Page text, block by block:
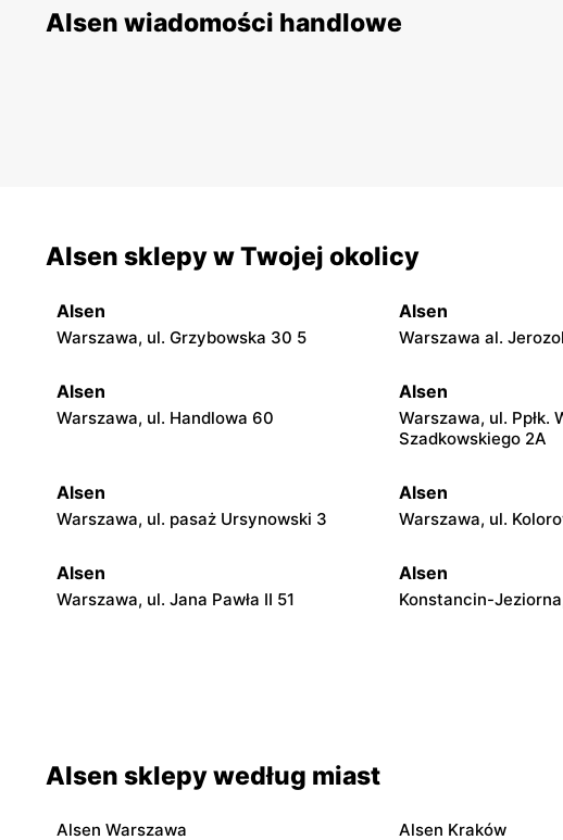
Alsen wiadomości handlowe
Alsen sklepy w Twojej okolicy
Alsen
Warszawa, ul. Grzybowska 30 5
Alsen
Warszawa al.
Alsen
Warszawa, ul. Handlowa 60
Alsen
Warszawa, ul. Ppłk.
Szadkowskiego 2A
Alsen
Warszawa, ul. pasaż Ursynowski 3
Alsen
Warszawa, ul.
Alsen
Warszawa, ul. Jana Pawła II 51
Alsen
Konstancin-
Alsen
Orzeszkowej 5B
5/U3
Alsen sklepy według miast
Alsen Warszawa
Alsen Kraków